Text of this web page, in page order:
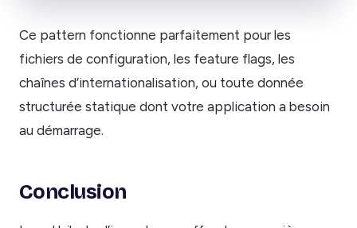
Ce pattern fonctionne parfaitement pour les
fichiers de configuration, les feature flags, les
chaînes d’internationalisation, ou toute donnée
structurée statique dont votre application a besoin
au démarrage.
Conclusion